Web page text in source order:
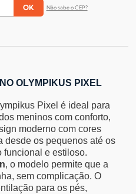
Não sabe o CEP?
OLYMPIKUS PIXEL
Pixel é ideal para
meninos com conforto,
moderno com cores
desde os pequenos até os
funcional e estiloso.
, o modelo permite que a
sem complicação. O
para os pés,